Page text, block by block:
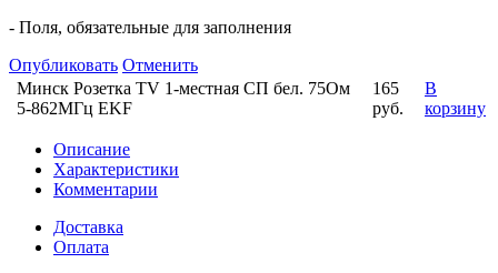
- Поля, обязательные для заполнения
Опубликовать Отменить
Минск Розетка TV 1-местная СП бел. 75Ом
5-862МГц EKF
165
руб.
В
корзину
Описание
Характеристики
Комментарии
Доставка
Оплата